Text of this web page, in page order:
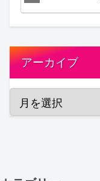
アーカイブ